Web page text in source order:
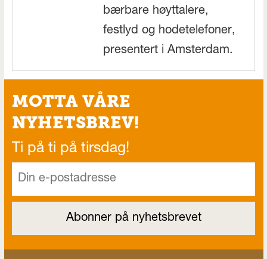
bærbare høyttalere,
festlyd og hodetelefoner,
presentert i Amsterdam.
MOTTA VÅRE
NYHETSBREV!
Ti på ti på tirsdag!